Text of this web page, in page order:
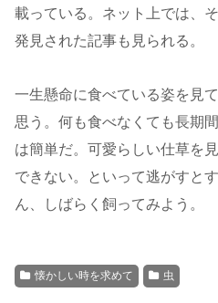
載っている。ネット上では、
発見された記事も見られる。
一生懸命に食べている姿を見
思う。何も食べなくても長期
は簡単だ。可愛らしい仕草を
できない。といって逃がすと
ん、しばらく飼ってみよう。
懐かしい時を求めて 虫